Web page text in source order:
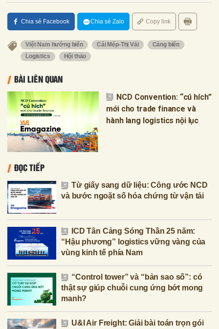
Chia sẻ Facebook Chia sẻ Zalo Copy link
Việt Nam hướng biển Cái Mép-Thị Vải
Cảng biển
Logistics
Hội thảo
BÀI LIÊN QUAN
NCD Convention: “cú hích”
mới cho trade finance và
hành lang logistics nội lục
ĐỌC TIẾP
Từ giấy sang dữ liệu: Công ước NCD
và bước ngoặt số hóa chứng từ vận tải
ICD Tân Cảng Sóng Thần 25 năm:
“Hậu phương” logistics vững vàng của
vùng kinh tế phía Nam
“Control tower” và “bản sao số”: có
thật sự giúp chuỗi cung ứng bớt mong
manh?
U&I Air Freight: Giải bài toán trọn gói